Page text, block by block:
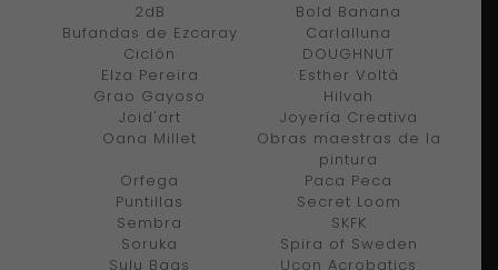
2dB
Bold Banana
Bufandas de Ezcaray
Carlalluna
Ciclón
DOUGHNUT
Elza Pereira
Esther Voltà
Grao Gayoso
Hilvah
Joid'art
Joyería Creativa
Oana Millet
Obras maestras de la
pintura
Orfega
Paca Peca
Puntillas
Secret Loom
Sembra
SKFK
Soruka
Spira of Sweden
Sulu Bags
Ucon Acrobatics